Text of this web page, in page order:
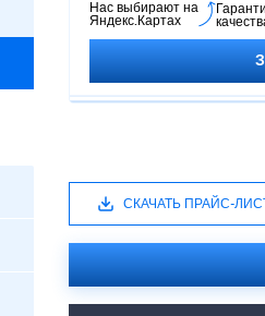
технологию.
Нас выбирают на
Яндекс.Картах
СКАЧАТЬ ПРАЙС-